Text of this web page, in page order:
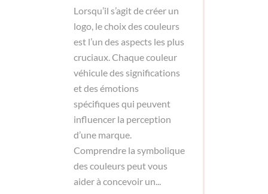
Lorsqu’il s’agit de créer un
logo, le choix des couleurs
est l’un des aspects les plus
cruciaux. Chaque couleur
véhicule des significations
et des émotions
spécifiques qui peuvent
influencer la perception
d’une marque.
Comprendre la symbolique
des couleurs peut vous
aider à concevoir un...